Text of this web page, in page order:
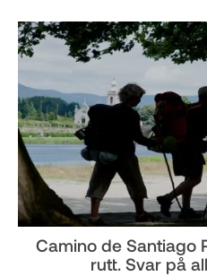
Camino de Santiago
rutt. Svar på